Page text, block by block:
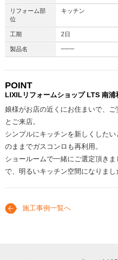
リフォーム部
位
キッチン
工期 2日
製品名 ───
POINT
LIXILリフォームショップ LTS 南浦
娘様がお店の近くにお住まいで、
とご来店。
シンプルにキッチンを新しくした
のままでガスコンロも再利用。
ショールームで一緒にご選定頂き
で、明るいキッチン空間になりまし
施工事例一覧へ